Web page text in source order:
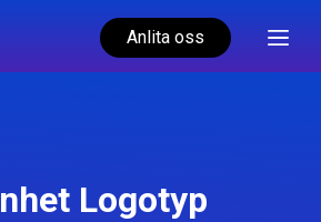
Anlita oss
Logotyp